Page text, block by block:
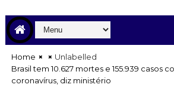
Home
Unlabelled
Brasil tem 10.627 mortes e 155.939 casos
coronavírus, diz ministério